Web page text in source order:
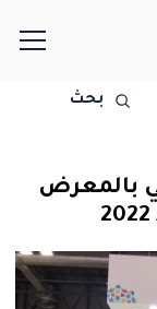
بحث
بالمعرض